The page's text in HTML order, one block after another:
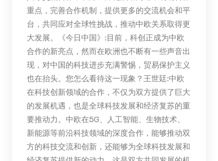
重点，完善合作机制，提供更多的交流机会和平
台，共同应对全球性挑战，推动中欧关系取得更
大发展。《今日中国》:目前，科创正成为中欧
合作的新亮点，然而在欧洲也不断有一些声音出
现，对中国的科技进步充满警惕，贸易保护主义
也在抬头。您怎么看待这一现象？王世廷:中欧
在科技创新领域的合作，不仅为双方提供了巨大
的发展机遇，也是全球科技发展和经济复苏的重
要推动力。中欧在5G、人工智能、生物技术、
新能源等前沿科技领域的深度合作，能够推动双
方的科技交流和创新，还能够为全球科技发展和